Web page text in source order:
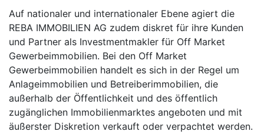
Auf nationaler und internationaler Ebene agiert die
REBA IMMOBILIEN AG zudem diskret für ihre Kunden
und Partner als Investmentmakler für Off Market
Gewerbeimmobilien. Bei den Off Market
Gewerbeimmobilien handelt es sich in der Regel um
Anlageimmobilien und Betreiberimmobilien, die
außerhalb der Öffentlichkeit und des öffentlich
zugänglichen Immobilienmarktes angeboten und mit
äußerster Diskretion verkauft oder verpachtet werden.